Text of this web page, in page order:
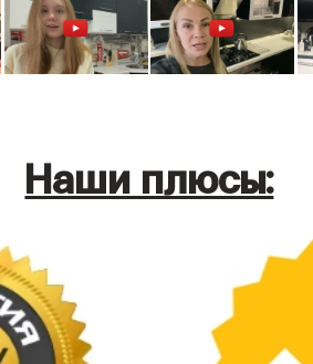
Наши плюсы: